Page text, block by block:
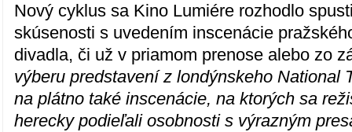
Nový cyklus sa Kino Lumiére rozhodlo
skúsenosti s uvedením inscenácie
divadla, či už v priamom prenose alebo zo
výberu predstavení z londýnskeho National
na plátno také inscenácie, na ktorých sa
herecky podieľali osobnosti s výrazným